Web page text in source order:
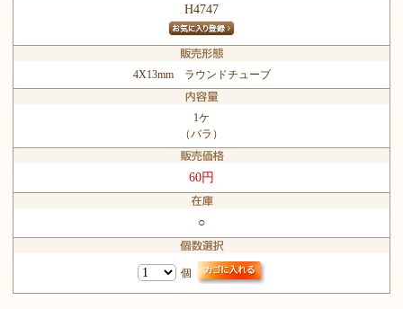
H4747
4X13mm ラウンドチューブ
1ケ
（バラ）
60円
○
個